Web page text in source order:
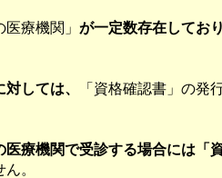
療機関」 が一定数存在してお
しては、
「資格確認書」の発
医療機関で受診する場合には「
。